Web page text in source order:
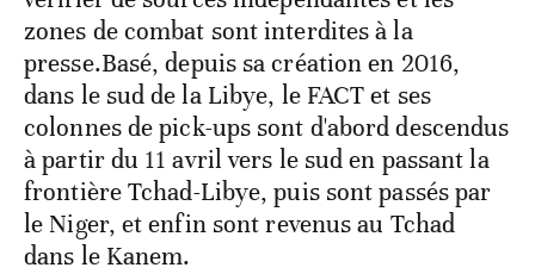
zones de combat sont interdites à la
presse.Basé, depuis sa création en 2016,
dans le sud de la Libye, le FACT et ses
colonnes de pick-ups sont d'abord descendus
à partir du 11 avril vers le sud en passant la
frontière Tchad-Libye, puis sont passés par
le Niger, et enfin sont revenus au Tchad
dans le Kanem.